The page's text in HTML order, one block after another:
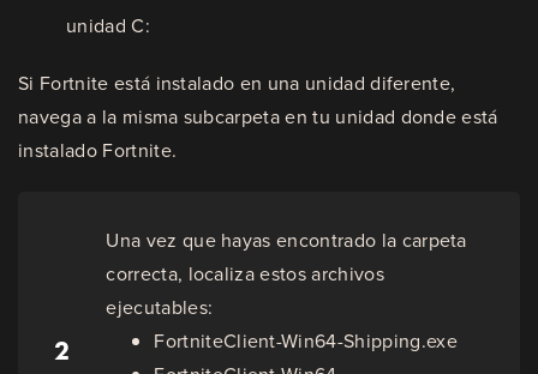
unidad C:
Si Fortnite está instalado en una unidad diferente,
navega a la misma subcarpeta en tu unidad donde está
instalado Fortnite.
2
Una vez que hayas encontrado la carpeta
correcta, localiza estos archivos
ejecutables:
FortniteClient-Win64-Shipping.exe